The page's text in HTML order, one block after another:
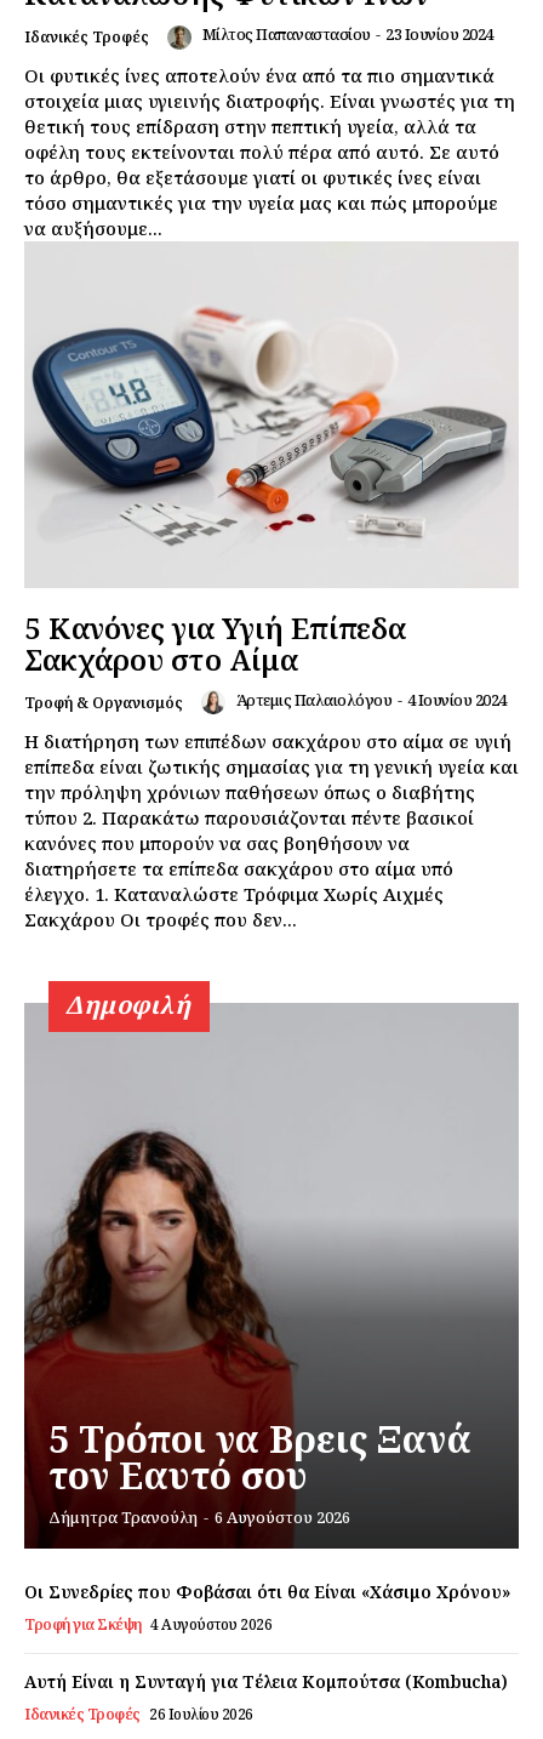
Εγγραφείτε τώρα!
Daily Food
Σχετικά με εμάς
Αποποίηση Ευθυνών
Ο λογαριασμός μου
Επικοινωνία
Ιδανικές Τροφές Μίλτος Παπαναστασίου - 23 Ιουνίου 2024
Οι φυτικές ίνες αποτελούν ένα από τα πιο σημαντικά
στοιχεία μιας υγιεινής διατροφής. Είναι γνωστές για τη
θετική τους επίδραση στην πεπτική υγεία, αλλά τα
οφέλη τους εκτείνονται πολύ πέρα από αυτό. Σε αυτό
το άρθρο, θα εξετάσουμε γιατί οι φυτικές ίνες είναι
τόσο σημαντικές για την υγεία μας και πώς μπορούμε
να αυξήσουμε...
5 Κανόνες για Υγιή Επίπεδα
Σακχάρου στο Αίμα
Τροφή & Οργανισμός Άρτεμις Παλαιολόγου - 4 Ιουνίου 2024
Η διατήρηση των επιπέδων σακχάρου στο αίμα σε υγιή
επίπεδα είναι ζωτικής σημασίας για τη γενική υγεία και
την πρόληψη χρόνιων παθήσεων όπως ο διαβήτης
τύπου 2. Παρακάτω παρουσιάζονται πέντε βασικοί
κανόνες που μπορούν να σας βοηθήσουν να
διατηρήσετε τα επίπεδα σακχάρου στο αίμα υπό
έλεγχο. 1. Καταναλώστε Τρόφιμα Χωρίς Αιχμές
Σακχάρου Οι τροφές που δεν...
Δημοφιλή
5 Τρόποι να Βρεις Ξανά
τον Εαυτό σου
Δήμητρα Τρανούλη - 6 Αυγούστου 2026
Οι Συνεδρίες που Φοβάσαι ότι θα Είναι «Χάσιμο Χρόνου»
Τροφή για Σκέψη 4 Αυγούστου 2026
Αυτή Είναι η Συνταγή για Τέλεια Κομπούτσα (Kombucha)
Ιδανικές Τροφές 26 Ιουλίου 2026